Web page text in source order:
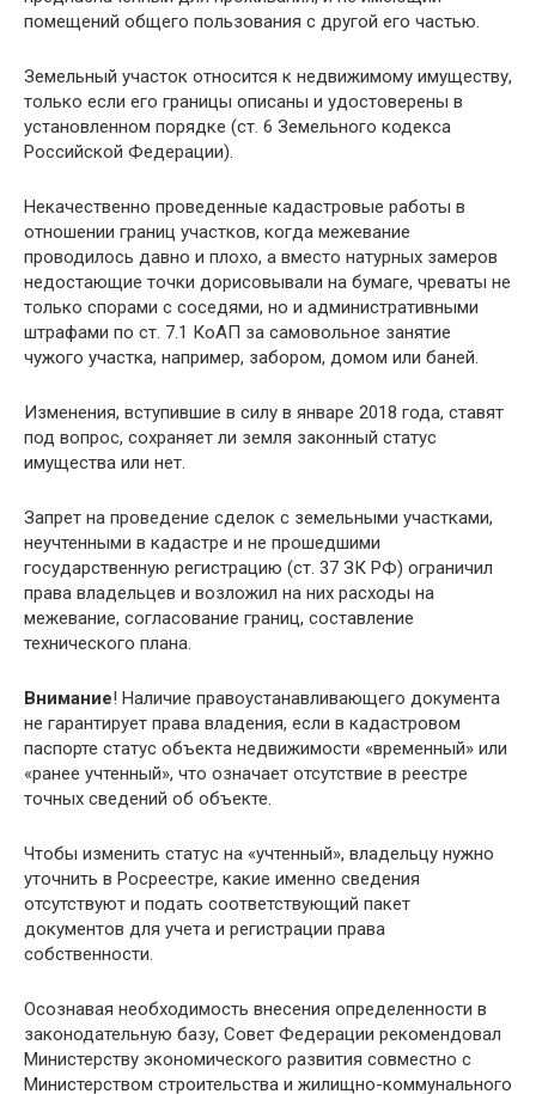
помещений общего пользования с другой его частью.
Земельный участок относится к недвижимому имуществу,
только если его границы описаны и удостоверены в
установленном порядке (ст. 6 Земельного кодекса
Российской Федерации).
Некачественно проведенные кадастровые работы в
отношении границ участков, когда межевание
проводилось давно и плохо, а вместо натурных замеров
недостающие точки дорисовывали на бумаге, чреваты не
только спорами с соседями, но и административными
штрафами по ст. 7.1 КоАП за самовольное занятие
чужого участка, например, забором, домом или баней.
Изменения, вступившие в силу в январе 2018 года, ставят
под вопрос, сохраняет ли земля законный статус
имущества или нет.
Запрет на проведение сделок с земельными участками,
неучтенными в кадастре и не прошедшими
государственную регистрацию (ст. 37 ЗК РФ) ограничил
права владельцев и возложил на них расходы на
межевание, согласование границ, составление
технического плана.
Внимание! Наличие правоустанавливающего документа
не гарантирует права владения, если в кадастровом
паспорте статус объекта недвижимости «временный» или
«ранее учтенный», что означает отсутствие в реестре
точных сведений об объекте.
Чтобы изменить статус на «учтенный», владельцу нужно
уточнить в Росреестре, какие именно сведения
отсутствуют и подать соответствующий пакет
документов для учета и регистрации права
собственности.
Осознавая необходимость внесения определенности в
законодательную базу, Совет Федерации рекомендовал
Министерству экономического развития совместно с
Министерством строительства и жилищно-коммунального